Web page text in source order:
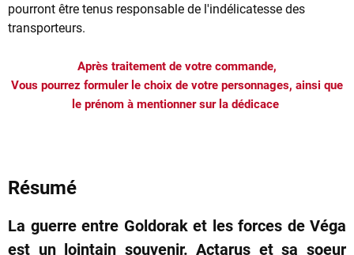
pourront être tenus responsable de l'indélicatesse des
transporteurs.
Après traitement de votre commande,
Vous pourrez formuler le choix de votre personnages, ainsi que
le prénom à mentionner sur la dédicace
Résumé
La guerre entre Goldorak et les forces de Véga
est un lointain souvenir. Actarus et sa soeur